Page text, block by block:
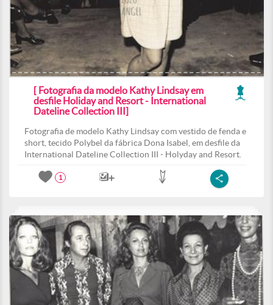
[ Fotografia da modelo Kathy Lindsay em
desfile Holiday and Resort - International
Dateline Collection III]
Fotografia de modelo Kathy Lindsay com vestido de fenda e
short, tecido Polybel da fábrica Dona Isabel, em desfile da
International Dateline Collection III - Holyday and Resort.
1